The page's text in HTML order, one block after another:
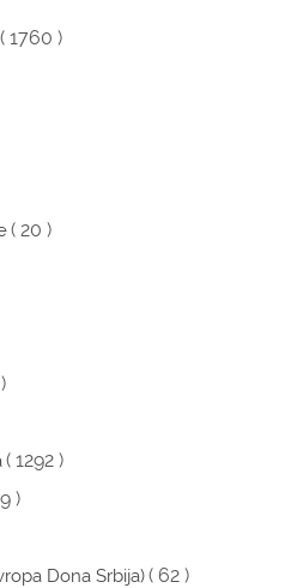
( 1760 )
( 20 )
( 1292 )
)
Dona Srbija)( 62 )